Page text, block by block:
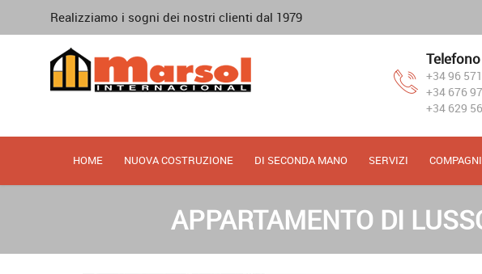
Realizziamo i sogni dei nostri clienti dal 1979
Telefono
+34 96
+34 676
+34 629
HOME NUOVA COSTRUZIONE DI SECONDA MANO SERVIZI
APPARTAMENTO DI